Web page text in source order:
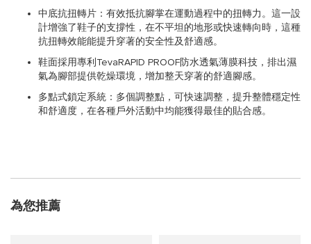
中底抗扭轉片：有效抵抗腳掌在運動過程中的扭轉力。這一設
計增強了鞋子的支撐性，在不平坦的地形或快速轉向時，這種
抗扭轉效能能提升穿著的安全性及舒適感。
鞋面採用專利TevaRAPID PROOF防水透氣薄膜科技，排出濕
氣為腳部提供乾燥環境，增加整天穿著的舒適腳感。
多點式鎖定系統：多個調整點，可快速調整，提升整體穩定性
和舒適度，在各種戶外活動中均能獲得最佳的貼合感。
為您推薦